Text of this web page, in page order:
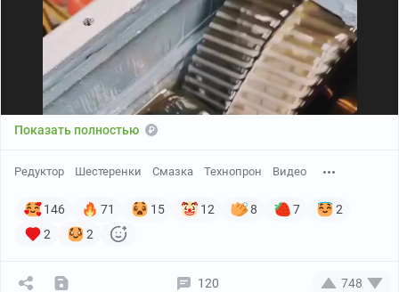
Показать полностью
Редуктор Шестеренки Смазка Технопрон Видео
146 71 15 12 8 7
2
2
2
120 748